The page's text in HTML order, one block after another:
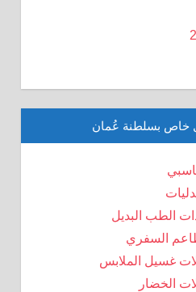
خاص بسلطنة عُمان
الطب البديل
السفري
غسيل الملابس
الخضار